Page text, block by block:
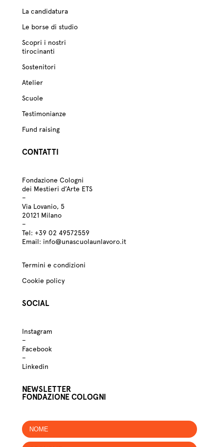
La candidatura
Le borse di studio
Scopri i nostri
tirocinanti
Sostenitori
Atelier
Scuole
Testimonianze
Fund raising
CONTATTI
Fondazione Cologni
dei Mestieri d’Arte ETS
–
Via Lovanio, 5
20121 Milano
–
Tel: +3902 49572559
Email: info@unascuolaunlavoro.it
Termini e condizioni
Cookie policy
SOCIAL
Instagram
–
Facebook
–
Linkedin
NEWSLETTER
FONDAZIONE COLOGNI